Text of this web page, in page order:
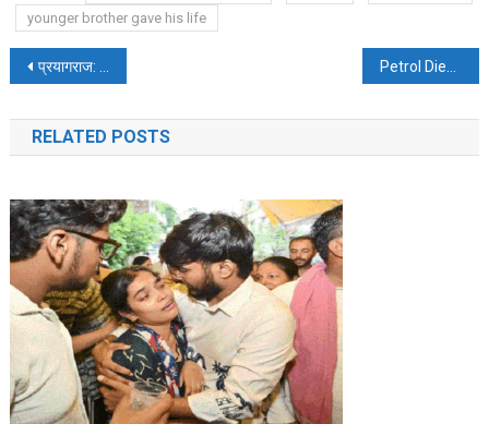
younger brother gave his life
Post
navigation
प्रयागराज: गंगापार के हंडिया थाना के पास तालाब में गिरने से दो बच्चों की मौत
RELATED POSTS